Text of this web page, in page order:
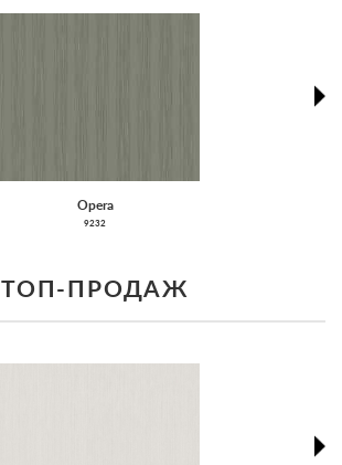
Opera
9232
ТОП-ПРОДАЖ